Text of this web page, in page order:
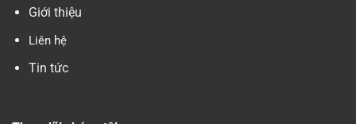
Giới thiệu
Liên hệ
Tin tức